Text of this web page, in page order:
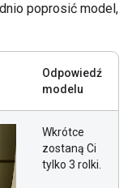
poprosić model,
Odpowiedź
modelu
Wkrótce
zostaną Ci
tylko 3 rolki.